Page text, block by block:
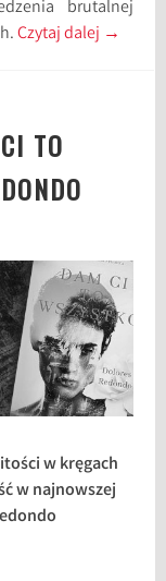
brutalnej
Czytaj dalej →
TO
w kręgach
w najnowszej